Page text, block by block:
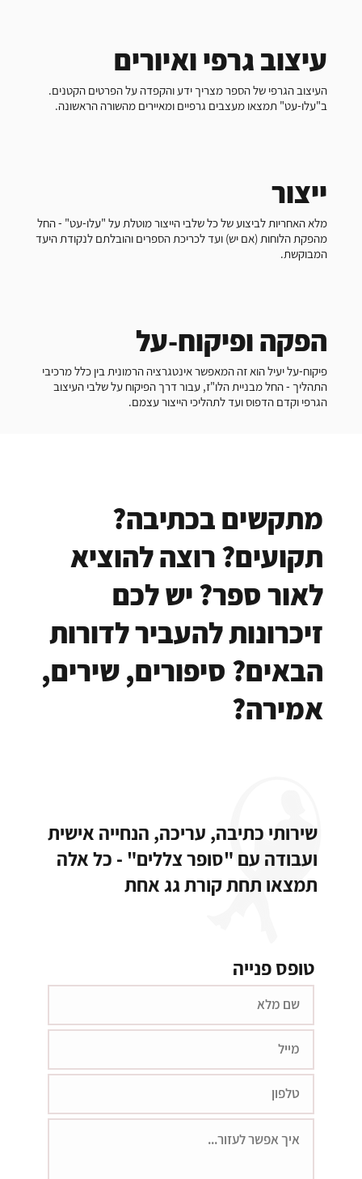
עיצוב גרפי ואיורים
העיצוב הגרפי של הספר מצריך ידע והקפדה על הפרטים הקטנים.
ב"עלו-עט" תמצאו מעצבים גרפיים ומאיירים מהשורה הראשונה.
ייצור
מלא האחריות לביצוע של כל שלבי הייצור מוטלת על "עלו-עט" - החל
מהפקת הלוחות (אם יש) ועד לכריכת הספרים והובלתם לנקודת היעד
המבוקשת.
הפקה ופיקוח-על
פיקוח-על יעיל הוא זה המאפשר אינטגרציה הרמונית בין כלל מרכיבי
התהליך - החל מבניית הלו"ז, עבור דרך הפיקוח על שלבי העיצוב
הגרפי וקדם הדפוס ועד לתהליכי הייצור עצמם.
טופס פנייה
מתקשים בכתיבה?
תקועים? רוצה להוציא
לאור ספר? יש לכם
זיכרונות להעביר לדורות
הבאים? סיפורים, שירים,
אמירה?
שירותי כתיבה, עריכה, הנחייה אישית
ועבודה עם "סופר צללים" - כל אלה
תמצאו תחת קורת גג אחת